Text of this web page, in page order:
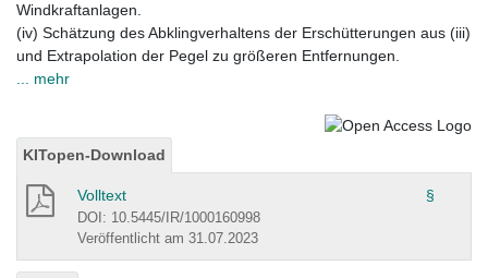
Windkraftanlagen.
(iv) Schätzung des Abklingverhaltens der Erschütterungen aus (iii)
und Extrapolation der Pegel zu größeren Entfernungen.
... mehr
KITopen-Download
Volltext §
DOI: 10.5445/IR/1000160998
Veröffentlicht am 31.07.2023